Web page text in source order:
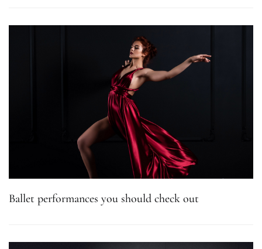
Ballet performances you should check out